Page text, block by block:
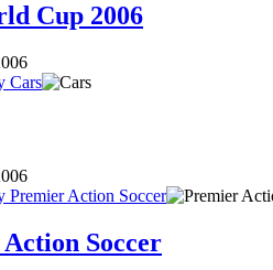
Cup 2006
Cars
Premier Action Soccer
Soccer